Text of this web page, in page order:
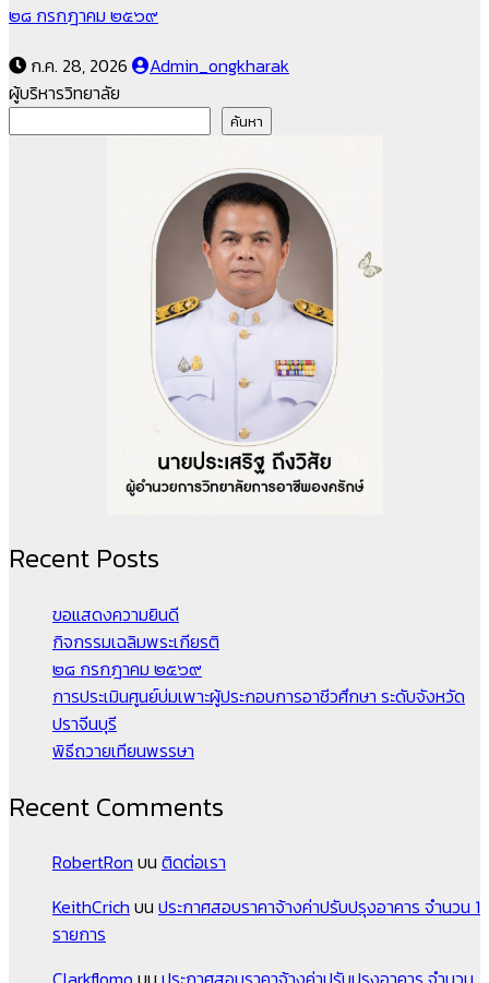
๒๘ กรกฎาคม ๒๕๖๙
ก.ค. 28, 2026
Admin_ongkharak
ผู้บริหารวิทยาลัย
ค้นหา
Recent Posts
ขอแสดงความยินดี
กิจกรรมเฉลิมพระเกียรติ
๒๘ กรกฎาคม ๒๕๖๙
การประเมินศูนย์บ่มเพาะผู้ประกอบการอาชีวศึกษา ระดับจังหวัด
ปราจีนบุรี
พิธีถวายเทียนพรรษา
Recent Comments
RobertRon บน ติดต่อเรา
KeithCrich บน ประกาศสอบราคาจ้างค่าปรับปรุงอาคาร จำนวน 1
รายการ